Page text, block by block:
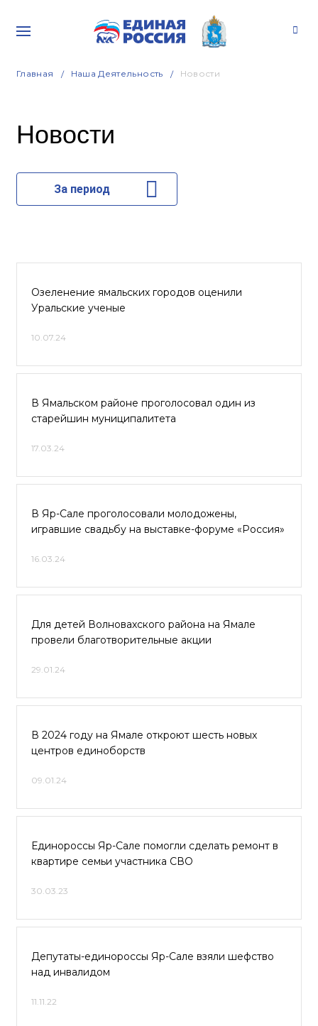
Главная Наша Деятельность Новости
Новости
За период
Озеленение ямальских городов оценили
Уральские ученые
10.07.24
В Ямальском районе проголосовал один из
старейшин муниципалитета
17.03.24
В Яр-Сале проголосовали молодожены,
игравшие свадьбу на выставке-форуме «Россия»
16.03.24
Для детей Волновахского района на Ямале
провели благотворительные акции
29.01.24
В 2024 году на Ямале откроют шесть новых
центров единоборств
09.01.24
Единороссы Яр-Сале помогли сделать ремонт в
квартире семьи участника СВО
30.03.23
Депутаты-единороссы Яр-Сале взяли шефство
над инвалидом
11.11.22